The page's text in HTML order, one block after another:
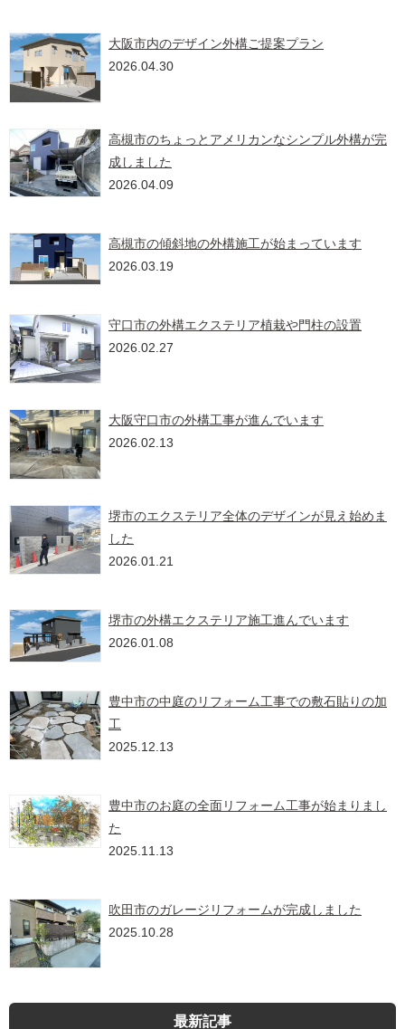
大阪市内のデザイン外構ご提案プラン
2026.04.30
高槻市のちょっとアメリカンなシンプル外構が完
成しました
2026.04.09
高槻市の傾斜地の外構施工が始まっています
2026.03.19
守口市の外構エクステリア植栽や門柱の設置
2026.02.27
大阪守口市の外構工事が進んでいます
2026.02.13
堺市のエクステリア全体のデザインが見え始めま
した
2026.01.21
堺市の外構エクステリア施工進んでいます
2026.01.08
豊中市の中庭のリフォーム工事での敷石貼りの加
工
2025.12.13
豊中市のお庭の全面リフォーム工事が始まりまし
た
2025.11.13
吹田市のガレージリフォームが完成しました
2025.10.28
最新記事